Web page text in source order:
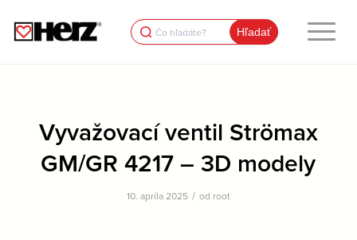
Search
for:
Vyvažovací ventil Strömax
GM/GR 4217 – 3D modely
10. apríla 2025 / od root